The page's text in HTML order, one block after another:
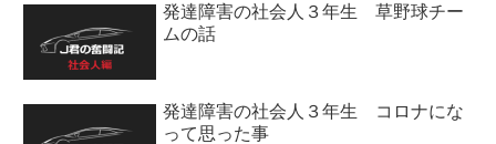
発達障害の社会人３年生 草野球チー
ムの話
発達障害の社会人３年生 コロナにな
って思った事